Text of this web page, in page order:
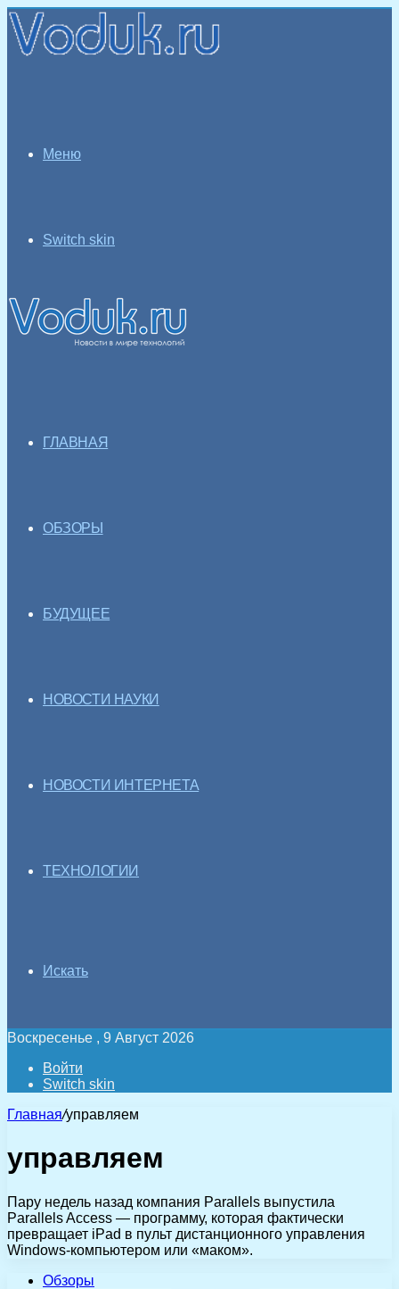
Меню
Switch skin
ГЛАВНАЯ
ОБЗОРЫ
БУДУЩЕЕ
НОВОСТИ НАУКИ
НОВОСТИ ИНТЕРНЕТА
ТЕХНОЛОГИИ
Искать
Воскресенье , 9 Август 2026
Войти
Switch skin
Главная/управляем
управляем
Пару недель назад компания Parallels выпустила
Parallels Access — программу, которая фактически
превращает iPad в пульт дистанционного управления
Windows-компьютером или «маком».
Обзоры